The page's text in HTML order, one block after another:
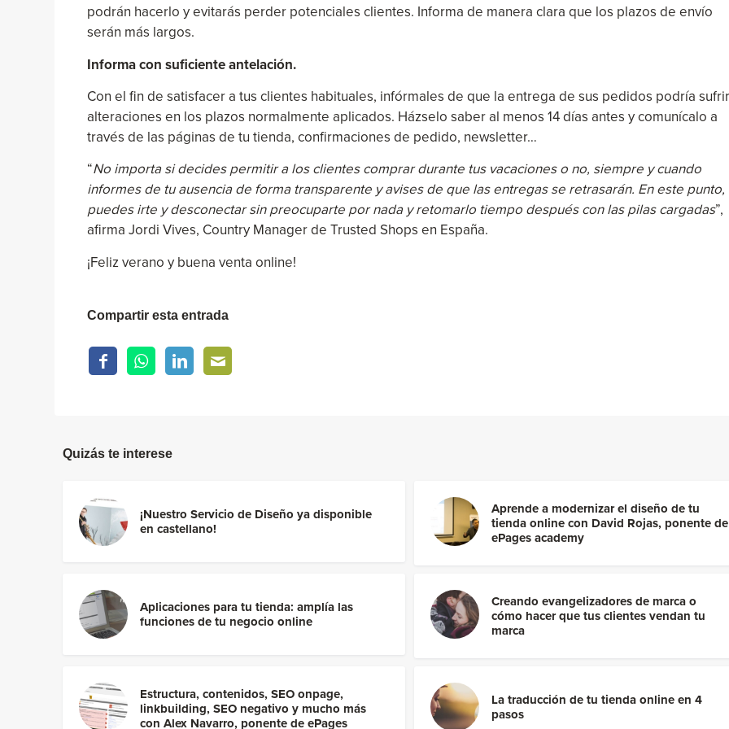
podrán hacerlo y evitarás perder potenciales clientes. Informa de manera clara que los plazos de envío
serán más largos.
Informa con suficiente antelación.
Con el fin de satisfacer a tus clientes habituales, infórmales de que la entrega de sus pedidos podría sufrir
alteraciones en los plazos normalmente aplicados. Házselo saber al menos 14 días antes y comunícalo a
través de las páginas de tu tienda, confirmaciones de pedido, newsletter…
“No importa si decides permitir a los clientes comprar durante tus vacaciones o no, siempre y cuando
informes de tu ausencia de forma transparente y avises de que las entregas se retrasarán. En este punto,
puedes irte y desconectar sin preocuparte por nada y retomarlo tiempo después con las pilas cargadas”,
afirma Jordi Vives, Country Manager de Trusted Shops en España.
¡Feliz verano y buena venta online!
Compartir esta entrada
Quizás te interese
¡Nuestro Servicio de Diseño ya disponible
en castellano!
Aprende a modernizar el diseño de tu
tienda online con David Rojas, ponente de
ePages academy
Aplicaciones para tu tienda: amplía las
funciones de tu negocio online
Creando evangelizadores de marca o
cómo hacer que tus clientes vendan tu
marca
Estructura, contenidos, SEO onpage,
linkbuilding, SEO negativo y mucho más
con Alex Navarro, ponente de ePages
La traducción de tu tienda online en 4
pasos